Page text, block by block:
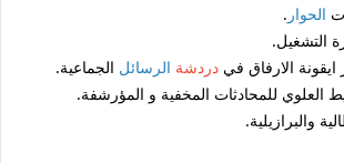
الحوار .
التشغيل.
الارفاق في دردشة الرسائل الجماعية.
العلوي للمحادثات المخفية و المؤرشفة.
والبرازيلية.